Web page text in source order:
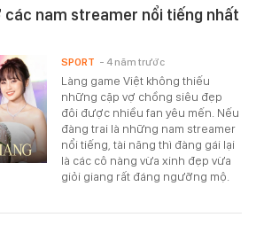
các nam streamer nổi tiếng nhất
Làng game Việt không thiếu
những cặp vợ chồng siêu đẹp
đôi được nhiều fan yêu mến. Nếu
đàng trai là những nam streamer
nổi tiếng, tài năng thì đàng gái lại
là các cô nàng vừa xinh đẹp vừa
giỏi giang rất đáng ngưỡng mộ.
SPORT - 4 năm trước